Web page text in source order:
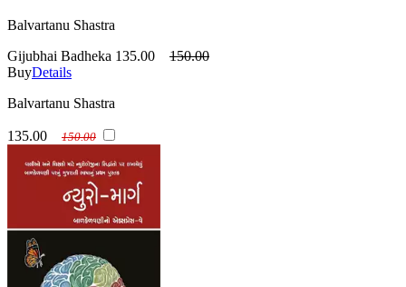
Balvartanu Shastra
Gijubhai Badheka 135.00
150.00
BuyDetails
Balvartanu Shastra
135.00 150.00